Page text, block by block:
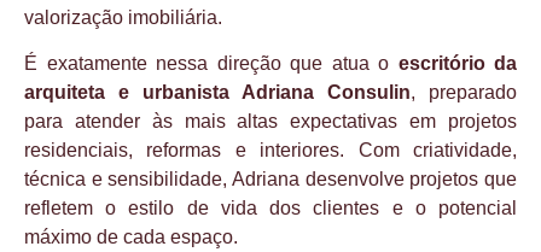
valorização imobiliária.
É exatamente nessa direção que atua o escritório da
arquiteta e urbanista Adriana Consulin, preparado
para atender às mais altas expectativas em projetos
residenciais, reformas e interiores. Com criatividade,
técnica e sensibilidade, Adriana desenvolve projetos que
refletem o estilo de vida dos clientes e o potencial
máximo de cada espaço.